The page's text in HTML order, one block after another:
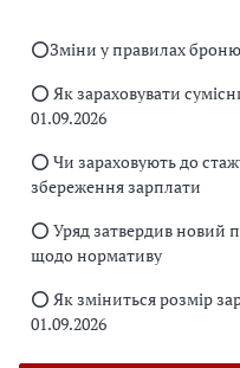
⭕️Зміни у правилах
⭕️ Як зараховувати
01.09.2026
⭕️ Чи зараховують до
збереження зарплати
⭕️ Уряд затвердив новий
щодо нормативу
⭕️ Як зміниться розмір
01.09.2026